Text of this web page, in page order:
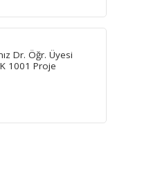
Dr. Öğr. Üyesi
1001 Proje